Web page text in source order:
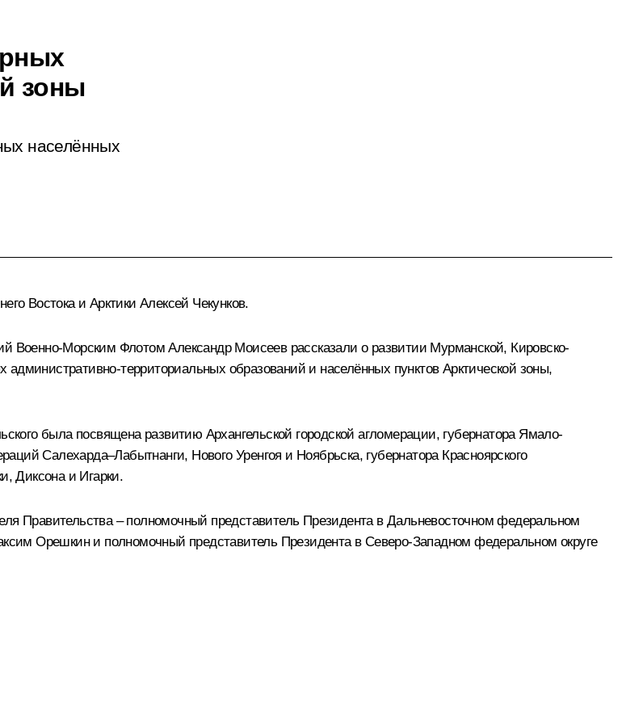
зоны
населённых
Востока и Арктики Алексей Чекунков.
Военно-Морским Флотом Александр Моисеев рассказали о развитии Мурманской, Кировско-
территориальных образований и населённых пунктов Арктической зоны,
была посвящена развитию Архангельской городской агломерации, губернатора Ямало-
Салехарда–Лабытнанги, Нового Уренгоя и Ноябрьска, губернатора Красноярского
Диксона и Игарки.
Правительства – полномочный представитель Президента в Дальневосточном федеральном
Орешкини полномочный представитель Президента в Северо-Западном федеральном округе